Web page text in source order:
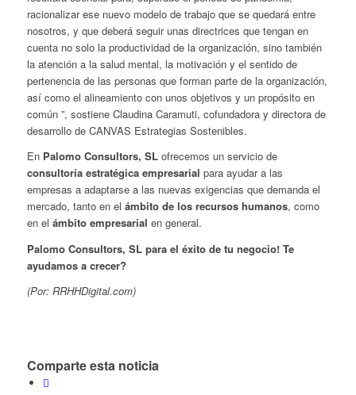
racionalizar ese nuevo modelo de trabajo que se quedará entre
nosotros, y que deberá seguir unas directrices que tengan en
cuenta no solo la productividad de la organización, sino también
la atención a la salud mental, la motivación y el sentido de
pertenencia de las personas que forman parte de la organización,
así como el alineamiento con unos objetivos y un propósito en
común ”, sostiene Claudina Caramuti, cofundadora y directora de
desarrollo de CANVAS Estrategias Sostenibles.
En Palomo Consultors, SLofrecemos un servicio de
consultoría estratégica empresarial para ayudar a las
empresas a adaptarse a las nuevas exigencias que demanda el
mercado, tanto en el ámbito de los recursos humanos, como
en el ámbito empresarial en general.
Palomo Consultors, SL para el éxito de tu negocio! Te
ayudamos a crecer?
(Por: RRHHDigital.com)
Comparte esta noticia